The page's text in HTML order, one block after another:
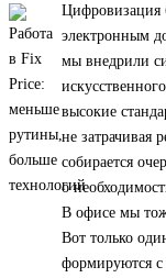
Цифровизация
электронным
мы внедрили
высокие
не затрачивая
собирается
о
В офисе мы
Вот только
формируются